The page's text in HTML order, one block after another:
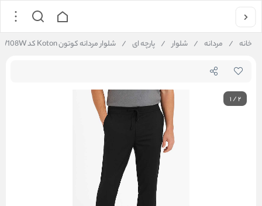
خانه / مردانه / شلوار / پارچه ای / شلوار مردانه کوتون Koton کد 6WAM62W108W
1/2